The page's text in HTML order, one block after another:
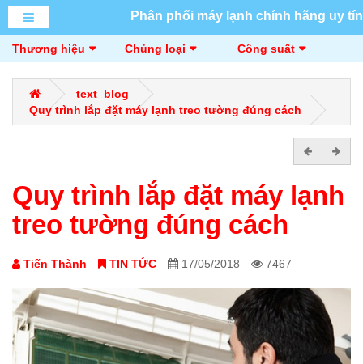
Phân phối máy lạnh chính hãng uy tín
Thương hiệu Chủng loại Công suất
text_blog
Quy trình lắp đặt máy lạnh treo tường đúng cách
Quy trình lắp đặt máy lạnh
treo tường đúng cách
Tiến Thành TIN TỨC 17/05/2018 7467